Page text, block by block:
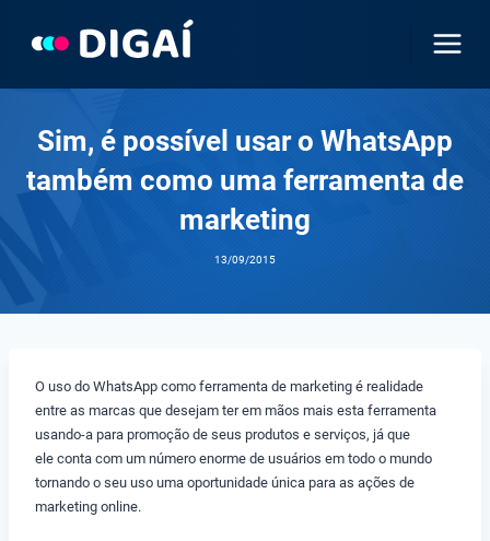
Sim, é possível usar o WhatsApp
também como uma ferramenta de
marketing
13/09/2015
O uso do WhatsApp como ferramenta de marketing é realidade
entre as marcas que desejam ter em mãos mais esta ferramenta
usando-a para promoção de seus produtos e serviços, já que
ele conta com um número enorme de usuários em todo o mundo
tornando o seu uso uma oportunidade única para as ações de
marketing online.